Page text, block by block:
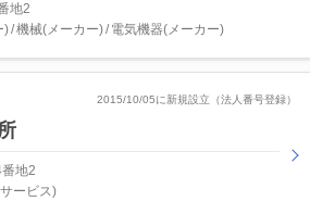
地2
) 機械(メーカー) 電気機器(メーカー)
2015/10/05に新規設立（法人番号登録）
地2
ービス)